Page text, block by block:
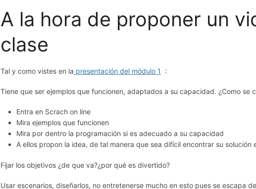
A la hora de proponer un
clase
Tal y como vistes en la presentación del módulo 1 :
Tiene que ser ejemplos que funcionen, adaptados a su capacidad. ¿Como se
Entra en Scrach on line
Mira ejemplos que funcionen
Mira por dentro la programación si es adecuado a su capacidad
A ellos propon la idea, de tal manera que sea difícil encontrar su solución
Fijar los objetivos ¿de que va?¿por qué es divertido?
Usar escenarios, diseñarlos, no entretenerse mucho en esto pues se escapa